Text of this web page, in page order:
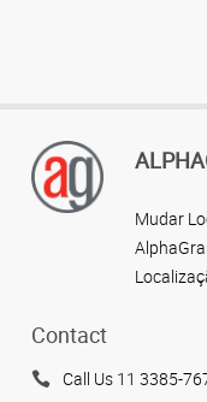
Mudar
Contact
Call Us 11 3385-